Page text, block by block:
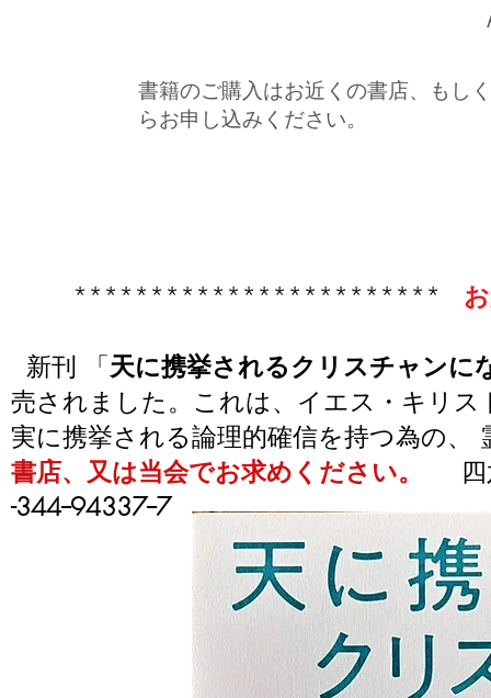
書籍のご購入はお近くの書店、もし
らお申し込みください。
************************
​新刊 「天に携挙されるクリスチャンに
売されました。これは、イエス・キリ
実に携挙される論理的確信を持つ為の、
書店、又は当会でお求めください。
-344--94337--7